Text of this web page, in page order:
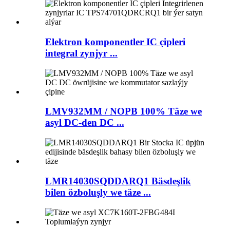
Elektron komponentler IC çipleri
integral zynjyr ...
LMV932MM / NOPB 100% Täze we
asyl DC-den DC ...
LMR14030SQDDARQ1 Bäsdeşlik
bilen özboluşly we täze ...